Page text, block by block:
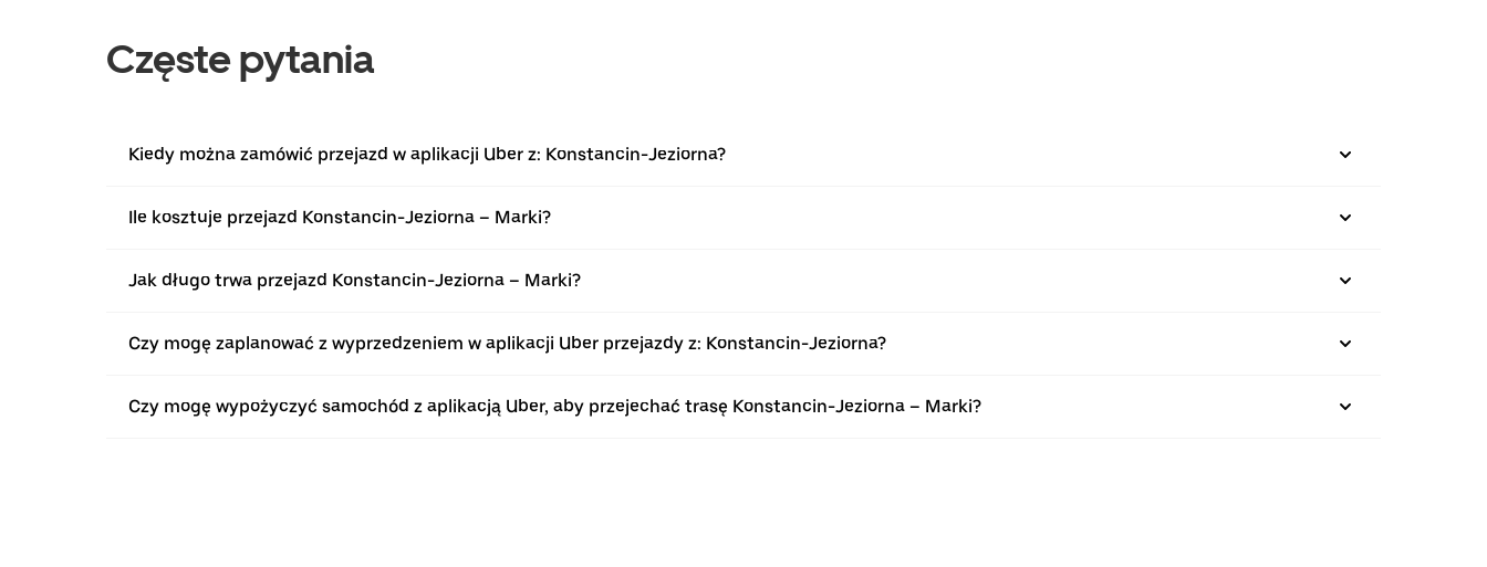
Częste pytania
Kiedy można zamówić przejazd w aplikacji Uber z: Konstancin-Jeziorna?
Ile kosztuje przejazd Konstancin-Jeziorna – Marki?
Jak długo trwa przejazd Konstancin-Jeziorna – Marki?
Czy mogę zaplanować z wyprzedzeniem w aplikacji Uber przejazdy z: Konstancin-Jeziorna?
Czy mogę wypożyczyć samochód z aplikacją Uber, aby przejechać trasę Konstancin-Jeziorna – Marki?